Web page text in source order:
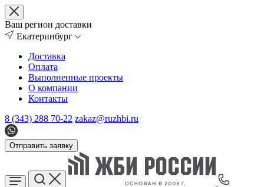
Ваш регион доставки
Екатеринбург
Доставка
Оплата
Выполненные проекты
О компании
Контакты
8 (343) 288 70-22 zakaz@ruzhbi.ru
Отправить заявку